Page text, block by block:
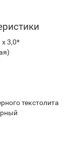
3,0*
текстолита